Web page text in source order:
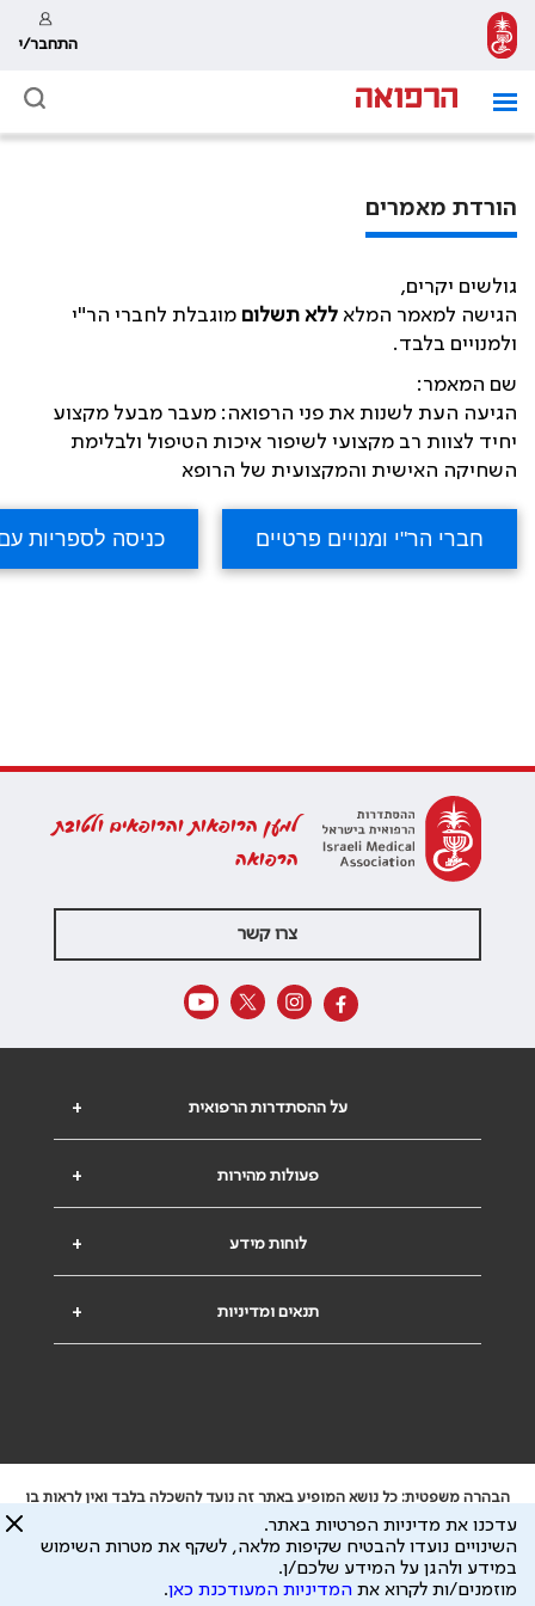
התחבר/י
הורדת מאמרים
גולשים יקרים,
הגישה למאמר המלא ללא תשלום מוגבלת לחברי הר"י
ולמנויים בלבד.
שם המאמר:
הגיעה העת לשנות את פני הרפואה: מעבר מבעל מקצוע
יחיד לצוות רב מקצועי לשיפור איכות הטיפול ולבלימת
השחיקה האישית והמקצועית של הרופא
למען הרופאות והרופאים ולטובת
הרפואה
צרו קשר
+ על ההסתדרות הרפואית
+ פעולות מהירות
+ לוחות מידע
+ תנאים ומדיניות
הבהרה משפטית: כל נושא המופיע באתר זה נועד להשכלה בלבד ואין לראות בו
ייעוץ רפואי או משפטי. אין הר"י אחראית לתוכן המתפרסם באתר זה ולכל נזק
שעלול להיגרם.
ידוע לי שהר"י אוספת ושומרת מידע אישי לצורך מתן השרות וכי חלק ממנו עשוי
להיות מועבר לצדדים שלישיים, הכל בכפוף למדיניות הפרטיות
עדכנו את מדיניות הפרטיות באתר.
השינויים נועדו להבטיח שקיפות מלאה, לשקף את מטרות השימוש
במידע ולהגן על המידע שלכם/ן.
מוזמנים/ות לקרוא את המדיניות המעודכנת כאן.